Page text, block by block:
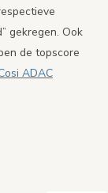
gekregen. Ook
de topscore
ADAC